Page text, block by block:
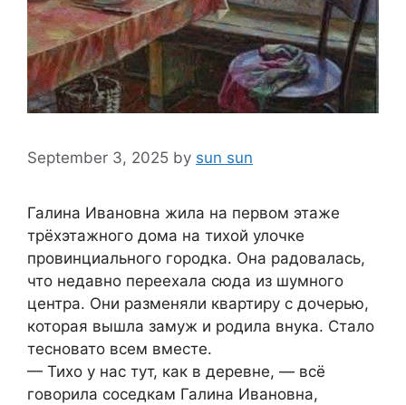
September 3, 2025 by sun sun
Галина Ивановна жила на первом этаже
трёхэтажного дома на тихой улочке
провинциального городка. Она радовалась,
что недавно переехала сюда из шумного
центра. Они разменяли квартиру с дочерью,
которая вышла замуж и родила внука. Стало
тесновато всем вместе.
— Тихо у нас тут, как в деревне, — всё
говорила соседкам Галина Ивановна,